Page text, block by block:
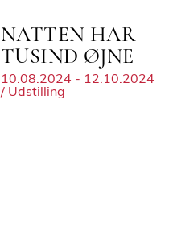
NATTEN HAR
TUSIND ØJNE
10.08.2024 - 12.10.2024
/ Udstilling